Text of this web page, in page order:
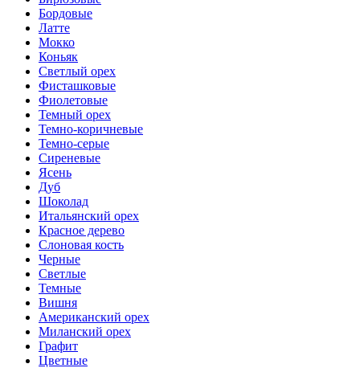
Бордовые
Латте
Мокко
Коньяк
Светлый орех
Фисташковые
Фиолетовые
Темный орех
Темно-коричневые
Темно-серые
Сиреневые
Ясень
Дуб
Шоколад
Итальянский орех
Красное дерево
Слоновая кость
Черные
Светлые
Темные
Вишня
Американский орех
Миланский орех
Графит
Цветные